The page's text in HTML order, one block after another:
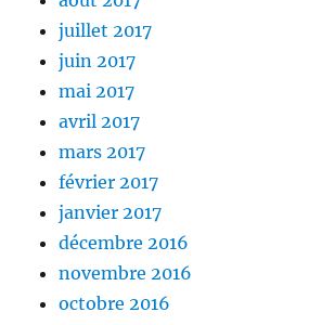
juillet 2017
juin 2017
mai 2017
avril 2017
mars 2017
février 2017
janvier 2017
décembre 2016
novembre 2016
octobre 2016